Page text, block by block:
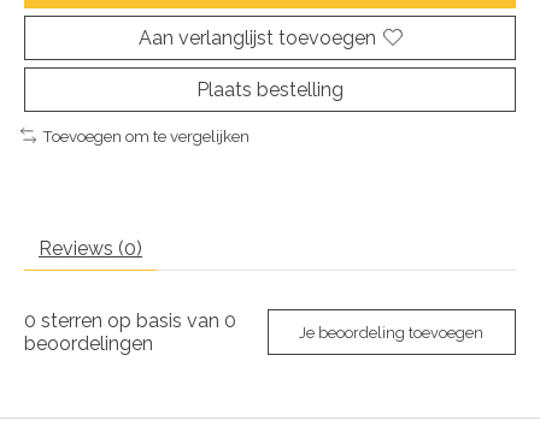
Aan verlanglijst toevoegen
Plaats bestelling
Toevoegen om te vergelijken
Reviews (0)
0 sterren op basis van 0
beoordelingen
Je beoordeling toevoegen